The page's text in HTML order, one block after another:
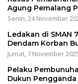
Agung Pemalang
Senin, 24 November
Ledakan di SMAN
Dendam Korban
Jumat, 7 November
Pelaku
Dukun